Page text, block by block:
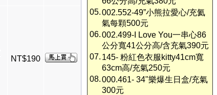
NT$190
05.002.552-49”小熊拉愛心/充氦
氣每顆500元
06.002.499-I Love You一串心86
公分寬41公分高/含充氣390元
07. 145- 粉紅色衣服kitty41cm寬
63cm高/充氣250元
08.000.461- 34"樂爆生日盒/充氣
300元